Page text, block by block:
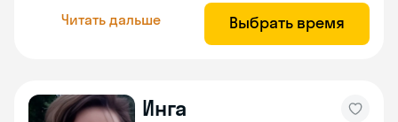
Читать дальше Выбрать время
Инга